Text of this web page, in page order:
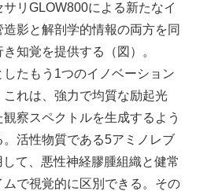
リGLOW800による新たなイ
影と解剖学的情報の両方を同
知覚を提供する（図）。
たもう1つのイノベーション
れは、強力で均質な励起光
察スペクトルを生成するよう
活性物質である5アミノレブ
て、悪性神経膠腫組織と健常
で視覚的に区別できる。その